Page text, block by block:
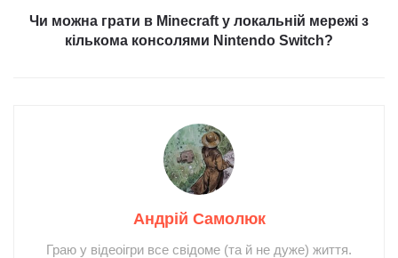
Чи можна грати в Minecraft у локальній мережі з
кількома консолями Nintendo Switch?
Андрій Самолюк
Граю у відеоігри все свідоме (та й не дуже) життя.